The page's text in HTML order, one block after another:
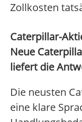
Zollkosten
Caterpillar-
Neue
liefert die
Die neusten
eine klare